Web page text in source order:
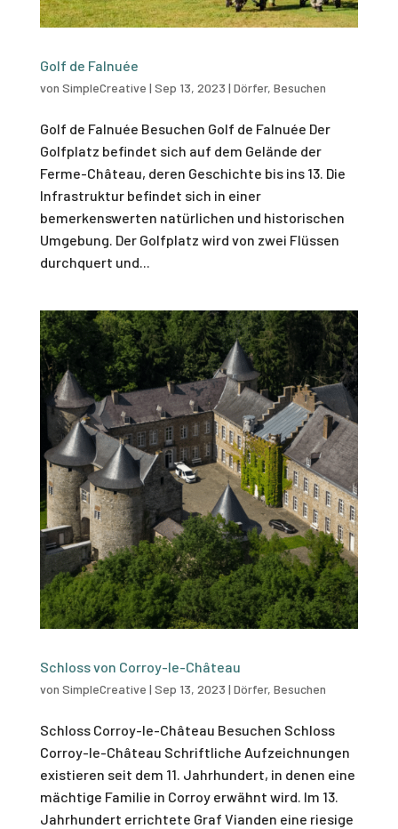
Golf de Falnuée
von SimpleCreative | Sep 13, 2023 | Dörfer, Besuchen
Golf de Falnuée Besuchen Golf de Falnuée Der
Golfplatz befindet sich auf dem Gelände der
Ferme-Château, deren Geschichte bis ins 13. Die
Infrastruktur befindet sich in einer
bemerkenswerten natürlichen und historischen
Umgebung. Der Golfplatz wird von zwei Flüssen
durchquert und...
Schloss von Corroy-le-Château
von SimpleCreative | Sep 13, 2023 | Dörfer, Besuchen
Schloss Corroy-le-Château Besuchen Schloss
Corroy-le-Château Schriftliche Aufzeichnungen
existieren seit dem 11. Jahrhundert, in denen eine
mächtige Familie in Corroy erwähnt wird. Im 13.
Jahrhundert errichtete Graf Vianden eine riesige